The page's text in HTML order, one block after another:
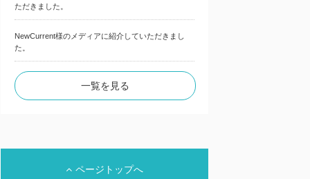
ただきました。
NewCurrent様のメディアに紹介していただきまし
た。
一覧を見る
ページトップへ